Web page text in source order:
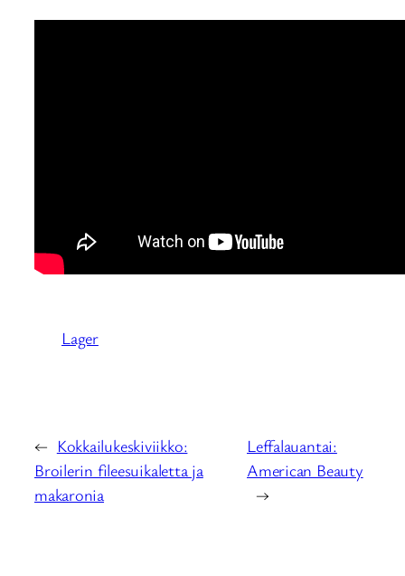
Lager
← Kokkailukeskiviikko:
Broilerin fileesuikaletta ja
makaronia
Leffalauantai:
American Beauty
→